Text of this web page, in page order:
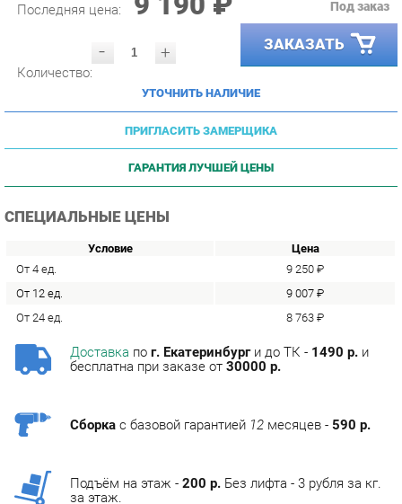
- + ЗАКАЗАТЬ
УТОЧНИТЬ НАЛИЧИЕ
ПРИГЛАСИТЬ ЗАМЕРЩИКА
ГАРАНТИЯ ЛУЧШЕЙ ЦЕНЫ
СПЕЦИАЛЬНЫЕ ЦЕНЫ
От 4 ед.
9 007 ₽
От 24 ед.
8 763 ₽
Сборкас базовой гарантией12месяцев -
Подъём на этаж -200 р.Без лифта - 3 рубля за кг.
ТЭГИ